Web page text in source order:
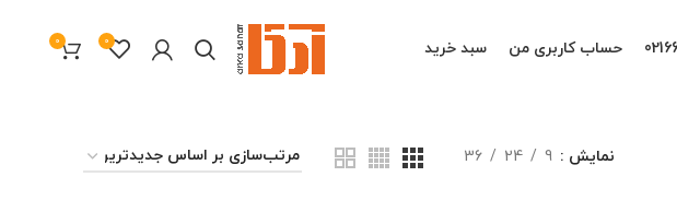
حساب کاربری من سبد خرید 0
0
نمایش 9
24
36